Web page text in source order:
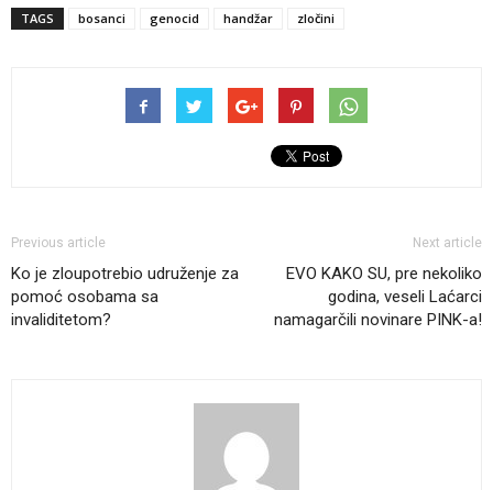
TAGS bosanci genocid handžar zločini
Previous article
Ko je zloupotrebio udruženje za
pomoć osobama sa
invaliditetom?
Next article
EVO KAKO SU, pre nekoliko
godina, veseli Laćarci
namagarčili novinare PINK-a!